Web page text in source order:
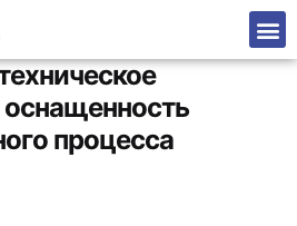
оснащенность
процесса